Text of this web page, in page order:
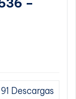
–
Descargas